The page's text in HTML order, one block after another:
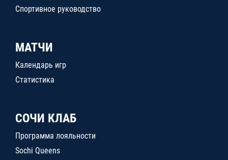
Спортивное руководство
МАТЧИ
Календарь игр
Статистика
СОЧИ КЛАБ
Программа лояльности
Sochi Queens